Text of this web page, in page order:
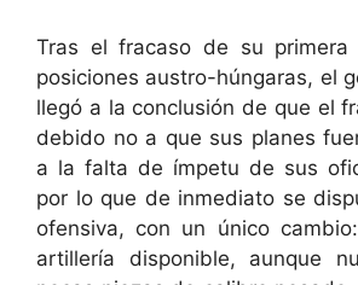
Tras el fracaso de su primera
posiciones austro-húngaras, el
llegó a la conclusión de que el
debido no a que sus planes
a la falta de ímpetu de sus
por lo que de inmediato se
ofensiva, con un único
artillería disponible, aunque